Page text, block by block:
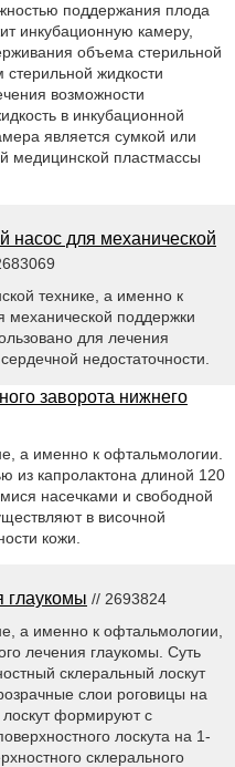
поддержания плода
инкубационную камеру,
объема стерильной
жидкости
возможности
в инкубационной
является сумкой или
медицинской пластмассы
насос для механической
технике, а именно к
механической поддержки
для лечения
недостаточности.
заворота нижнего
а именно к офтальмологии.
из капролактона длиной 120
насечками и свободной
в височной
кожи.
глаукомы // 2693824
а именно к офтальмологии,
лечения глаукомы. Суть
склеральный лоскут
слои роговицы на
формируют с
лоскута на 1-
склерального